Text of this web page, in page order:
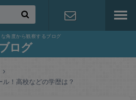
角度から観察するブログ
ログ
！高校などの学歴は？